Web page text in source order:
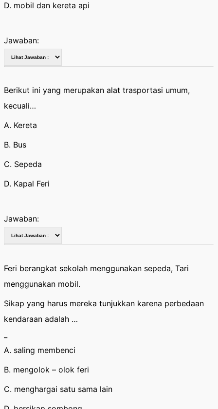
D. mobil dan kereta api
Jawaban:
Berikut ini yang merupakan alat trasportasi umum,
kecuali…
A. Kereta
B. Bus
C. Sepeda
D. Kapal Feri
Jawaban:
Feri berangkat sekolah menggunakan sepeda, Tari
menggunakan mobil.
Sikap yang harus mereka tunjukkan karena perbedaan
kendaraan adalah …
A. saling membenci
B. mengolok – olok feri
C. menghargai satu sama lain